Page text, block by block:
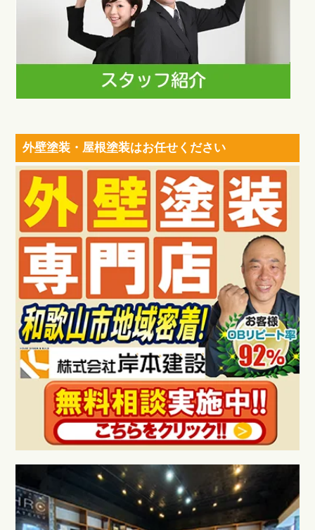
外壁塗装・屋根塗装はお任せください